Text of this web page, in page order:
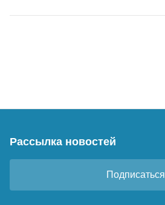
Рассылка новостей
Подписаться